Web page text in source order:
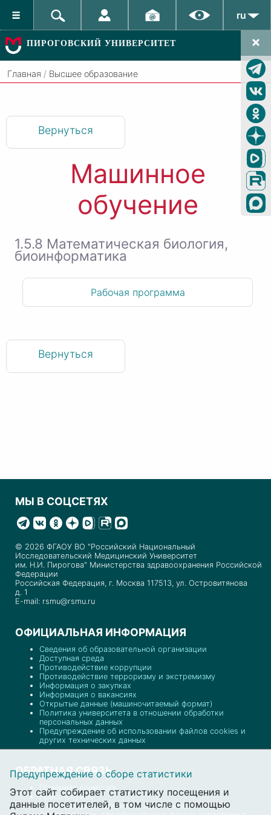
ru
ПИРОГОВСКИЙ УНИВЕРСИТЕТ
Главная / Высшее образование
Вернуться
Машинное
обучение
1.5.8 Математическая биология,
биоинформатика
Рабочая программа
Вернуться
МЫ В СОЦСЕТЯХ
© 2026 ФГАОУ ВО "Российский Национальный
Исследовательский Медицинский Университет
им. Н.И. Пирогова" Министерства здравоохранения Российской
Федерации
Российская Федерация, г. Москва 117513, ул. Островитянова
д. 1
E-mail: rsmu@rsmu.ru
ОФИЦИАЛЬНАЯ ИНФОРМАЦИЯ
Сведения об образовательной организации
Доступная среда
Противодействие коррупции
Противодействие терроризму и экстремизму
Информация о закупках
Информация о вакансиях
Открытые данные (машиночитаемый формат)
Политика университета в отношении обработки
персональных данных
Предупреждение об использовании файлов cookies и
других технических данных
ОБРАТНАЯ СВЯЗЬ
Приемная комиссия
Пресс-служба
Отдел документационного обеспечения
Предупреждение о сборе статистики
Этот сайт собирает статистику посещения и
данные посетителей, в том числе с помощью